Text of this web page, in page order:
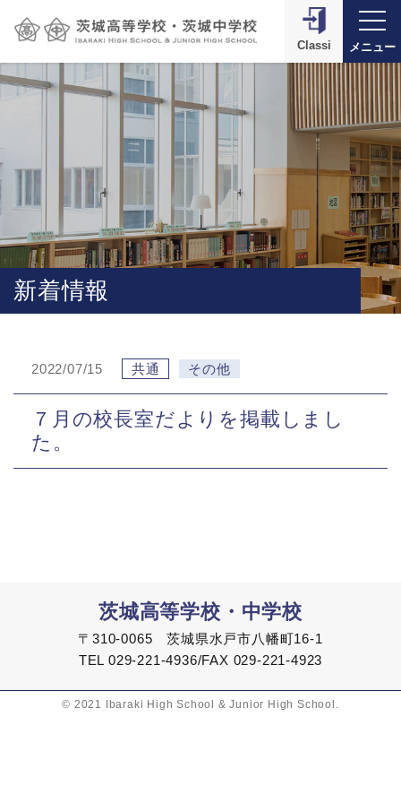
Classi メニュー
新着情報
2022/07/15 共通 その他
７月の校長室だよりを掲載しまし
た。
茨城高等学校・中学校
〒310-0065 茨城県水戸市八幡町16-1
TEL 029-221-4936/FAX 029-221-4923
© 2021 Ibaraki High School & Junior High School.